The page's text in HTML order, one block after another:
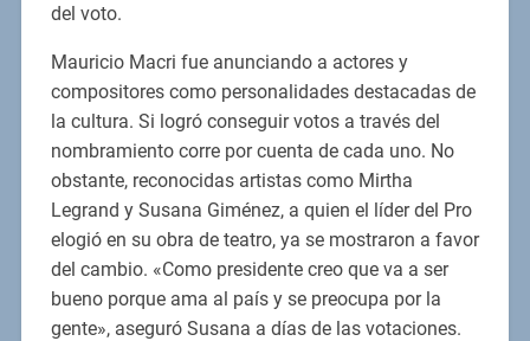
del voto.
Mauricio Macri fue anunciando a actores y
compositores como personalidades destacadas de
la cultura. Si logró conseguir votos a través del
nombramiento corre por cuenta de cada uno. No
obstante, reconocidas artistas como Mirtha
Legrand y Susana Giménez, a quien el líder del Pro
elogió en su obra de teatro, ya se mostraron a favor
del cambio. «Como presidente creo que va a ser
bueno porque ama al país y se preocupa por la
gente», aseguró Susana a días de las votaciones.